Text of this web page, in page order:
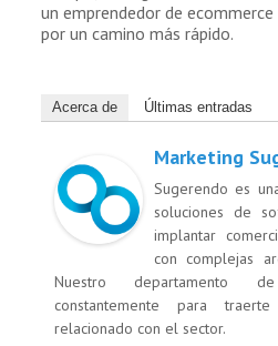
un emprendedor de
por un camino más rápido.
Acerca de Últimas entradas
Marketing
Sugerendo es
soluciones de
implantar
con complejas
Nuestro departamento
constantemente para
relacionado con el sector.